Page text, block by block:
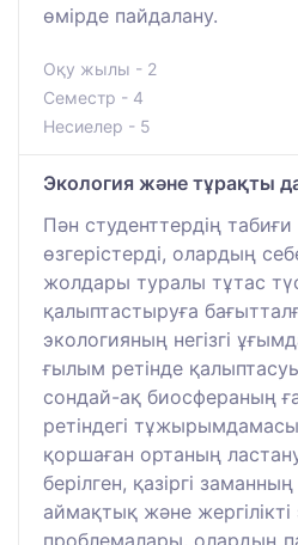
өмірде пайдалану.
Оқу жылы - 2
Семестр - 4
Несиелер - 5
Экология және тұрақты
Пән студенттердің
өзгерістерді, олардың
жолдары туралы тұтас
қалыптастыруға
экологияның негізгі
ғылым ретінде
сондай-ақ биосфераның
ретіндегі
қоршаған ортаның
берілген, қазіргі
аймақтық және
проблемалары, олардың